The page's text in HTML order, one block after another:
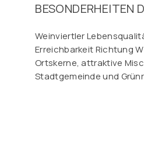
BESONDERHEITEN
Weinviertler
Erreichbarkeit Richtung
Ortskerne, attraktive
Stadtgemeinde und